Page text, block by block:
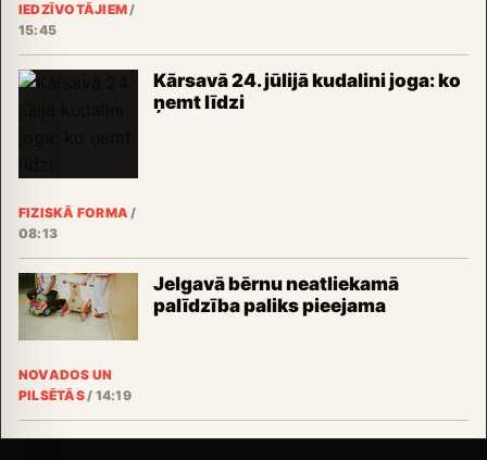
IEDZĪVOTĀJIEM/
15:45
Kārsavā 24. jūlijā kudalini joga: ko
ņemt līdzi
FIZISKĀ FORMA /
08:13
Jelgavā bērnu neatliekamā
palīdzība paliks pieejama
NOVADOS UN
PILSĒTĀS/ 14:19